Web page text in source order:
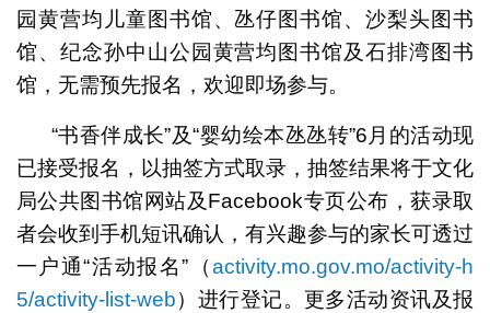
园黄营均儿童图书馆、氹仔图书馆、沙梨头图书
馆、纪念孙中山公园黄营均图书馆及石排湾图书
馆，无需预先报名，欢迎即场参与。
“书香伴成长”及“婴幼绘本氹氹转”6月的活动现
已接受报名，以抽签方式取录，抽签结果将于文化
局公共图书馆网站及Facebook专页公布，获录取
者会收到手机短讯确认，有兴趣参与的家长可透过
一户通“活动报名”（activity.mo.gov.mo/activity-h
5/activity-list-web）进行登记。更多活动资讯及报